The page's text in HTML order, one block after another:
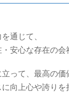
通じて、
安心な存在の会
って、最高の
向上心や誇り